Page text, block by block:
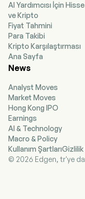
The Company’s
big data, cloud
autonomous
research and other
AI Yardımcısı İçin Hisse
ve Kripto
Fiyat Tahmini
Para Takibi
Kripto Karşılaştırması
Ana Sayfa
News
Analyst Moves
Market Moves
Hong Kong IPO
Earnings
AI & Technology
Macro & Policy
Kullanım ŞartlarıGizlilik
© 2026 Edgen, tr'ye